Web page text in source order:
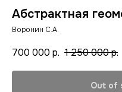
Абстрактная
Воронин С.А.
700 000 р. 1 250 000р.
Out of